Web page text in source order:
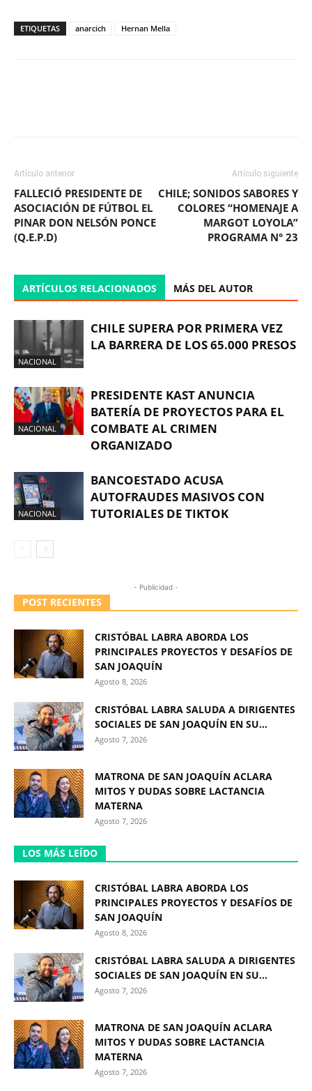
ETIQUETAS anarcich Hernan Mella
Artículo anterior
FALLECIÓ PRESIDENTE DE
ASOCIACIÓN DE FÚTBOL EL
PINAR DON NELSÓN PONCE
(Q.E.P.D)
Artículo siguiente
CHILE; SONIDOS SABORES Y
COLORES “HOMENAJE A
MARGOT LOYOLA”
PROGRAMA N° 23
ARTÍCULOS RELACIONADOS MÁS DEL AUTOR
NACIONAL
CHILE SUPERA POR PRIMERA VEZ
LA BARRERA DE LOS 65.000 PRESOS
NACIONAL
PRESIDENTE KAST ANUNCIA
BATERÍA DE PROYECTOS PARA EL
COMBATE AL CRIMEN
ORGANIZADO
NACIONAL
BANCOESTADO ACUSA
AUTOFRAUDES MASIVOS CON
TUTORIALES DE TIKTOK
- Publicidad -
POST RECIENTES
CRISTÓBAL LABRA ABORDA LOS
PRINCIPALES PROYECTOS Y DESAFÍOS DE
SAN JOAQUÍN
Agosto 8, 2026
CRISTÓBAL LABRA SALUDA A DIRIGENTES
SOCIALES DE SAN JOAQUÍN EN SU...
Agosto 7, 2026
MATRONA DE SAN JOAQUÍN ACLARA
MITOS Y DUDAS SOBRE LACTANCIA
MATERNA
Agosto 7, 2026
LOS MÁS LEÍDO
CRISTÓBAL LABRA ABORDA LOS
PRINCIPALES PROYECTOS Y DESAFÍOS DE
SAN JOAQUÍN
Agosto 8, 2026
CRISTÓBAL LABRA SALUDA A DIRIGENTES
SOCIALES DE SAN JOAQUÍN EN SU...
Agosto 7, 2026
MATRONA DE SAN JOAQUÍN ACLARA
MITOS Y DUDAS SOBRE LACTANCIA
MATERNA
Agosto 7, 2026